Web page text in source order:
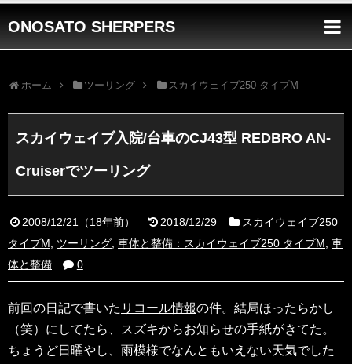
ONOSATO SHERPERS
ホーム ツーリング スカイウェイブ250 タイプM
スカイウェイブ入院/台車のCJ43型 REDBRO AN-
Cruiserでツーリング
2008/12/21 （18年前） 2018/12/29
スカイウェイブ250
タイプM
ツーリング 車体と整備：スカイウェイブ250 タイプM 車
体と整備
0
前回の日記で書いた リコール情報の件。結局ほったらかし
（笑）にしてたら、スズキからお知らせの手紙がきてた。
ちょうど日曜やし、雨模様でなんともいえない天気でした